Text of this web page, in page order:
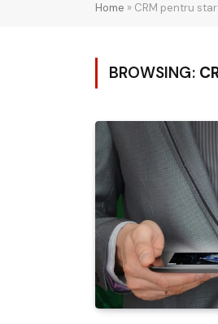
Home » CRM pentru
BROWSING: